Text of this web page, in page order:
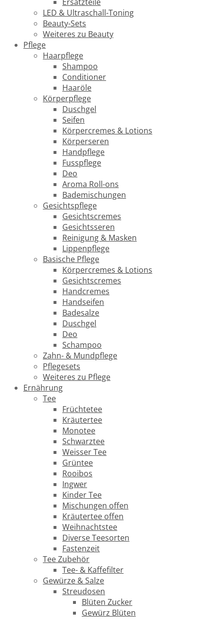
LED & Ultraschall-Toning
Beauty-Sets
Weiteres zu Beauty
Pflege
Haarpflege
Shampoo
Conditioner
Haaröle
Körperpflege
Duschgel
Seifen
Körpercremes & Lotions
Körperseren
Handpflege
Fusspflege
Deo
Aroma Roll-ons
Bademischungen
Gesichtspflege
Gesichtscremes
Gesichtsseren
Reinigung & Masken
Lippenpflege
Basische Pflege
Körpercremes & Lotions
Gesichtscremes
Handcremes
Handseifen
Badesalze
Duschgel
Deo
Schampoo
Zahn- & Mundpflege
Pflegesets
Weiteres zu Pflege
Ernährung
Tee
Früchtetee
Kräutertee
Monotee
Schwarztee
Weisser Tee
Grüntee
Rooibos
Ingwer
Kinder Tee
Mischungen offen
Kräutertee offen
Weihnachtstee
Diverse Teesorten
Fastenzeit
Tee Zubehör
Tee- & Kaffefilter
Gewürze & Salze
Streudosen
Blüten Zucker
Gewürz Blüten